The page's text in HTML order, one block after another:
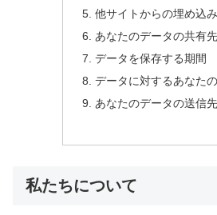
他サイトからの埋め込
あなたのデータの共有先
データを保存する期間
データに対するあなた
あなたのデータの送信先
私たちについて